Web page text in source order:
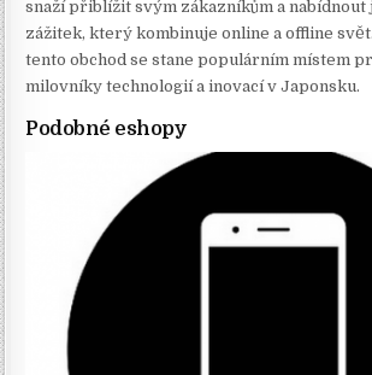
snaží přiblížit svým zákazníkům a
zážitek, který kombinuje online a offline
tento obchod se stane populárním místem
milovníky technologií a inovací v Japonsku.
Podobné eshopy